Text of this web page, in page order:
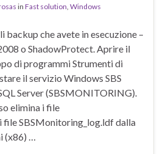
in Fast solution, Windows
backup che avete in esecuzione –
o ShadowProtect. Aprire il
di programmi Strumenti di
il servizio Windows SBS
Server (SBSMONITORING).
elimina i file
SBSMonitoring_log.ldf dalla
(x86) …